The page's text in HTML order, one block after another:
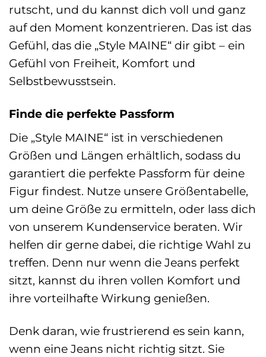
rutscht, und du kannst dich voll und ganz
auf den Moment konzentrieren. Das ist das
Gefühl, das die „Style MAINE“ dir gibt – ein
Gefühl von Freiheit, Komfort und
Selbstbewusstsein.
Finde die perfekte Passform
Die „Style MAINE“ ist in verschiedenen
Größen und Längen erhältlich, sodass du
garantiert die perfekte Passform für deine
Figur findest. Nutze unsere Größentabelle,
um deine Größe zu ermitteln, oder lass dich
von unserem Kundenservice beraten. Wir
helfen dir gerne dabei, die richtige Wahl zu
treffen. Denn nur wenn die Jeans perfekt
sitzt, kannst du ihren vollen Komfort und
ihre vorteilhafte Wirkung genießen.
Denk daran, wie frustrierend es sein kann,
wenn eine Jeans nicht richtig sitzt. Sie